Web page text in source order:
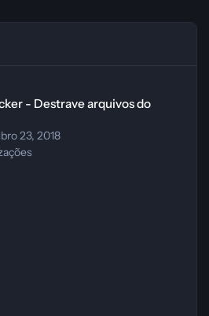
- Destrave arquivos do
23, 2018